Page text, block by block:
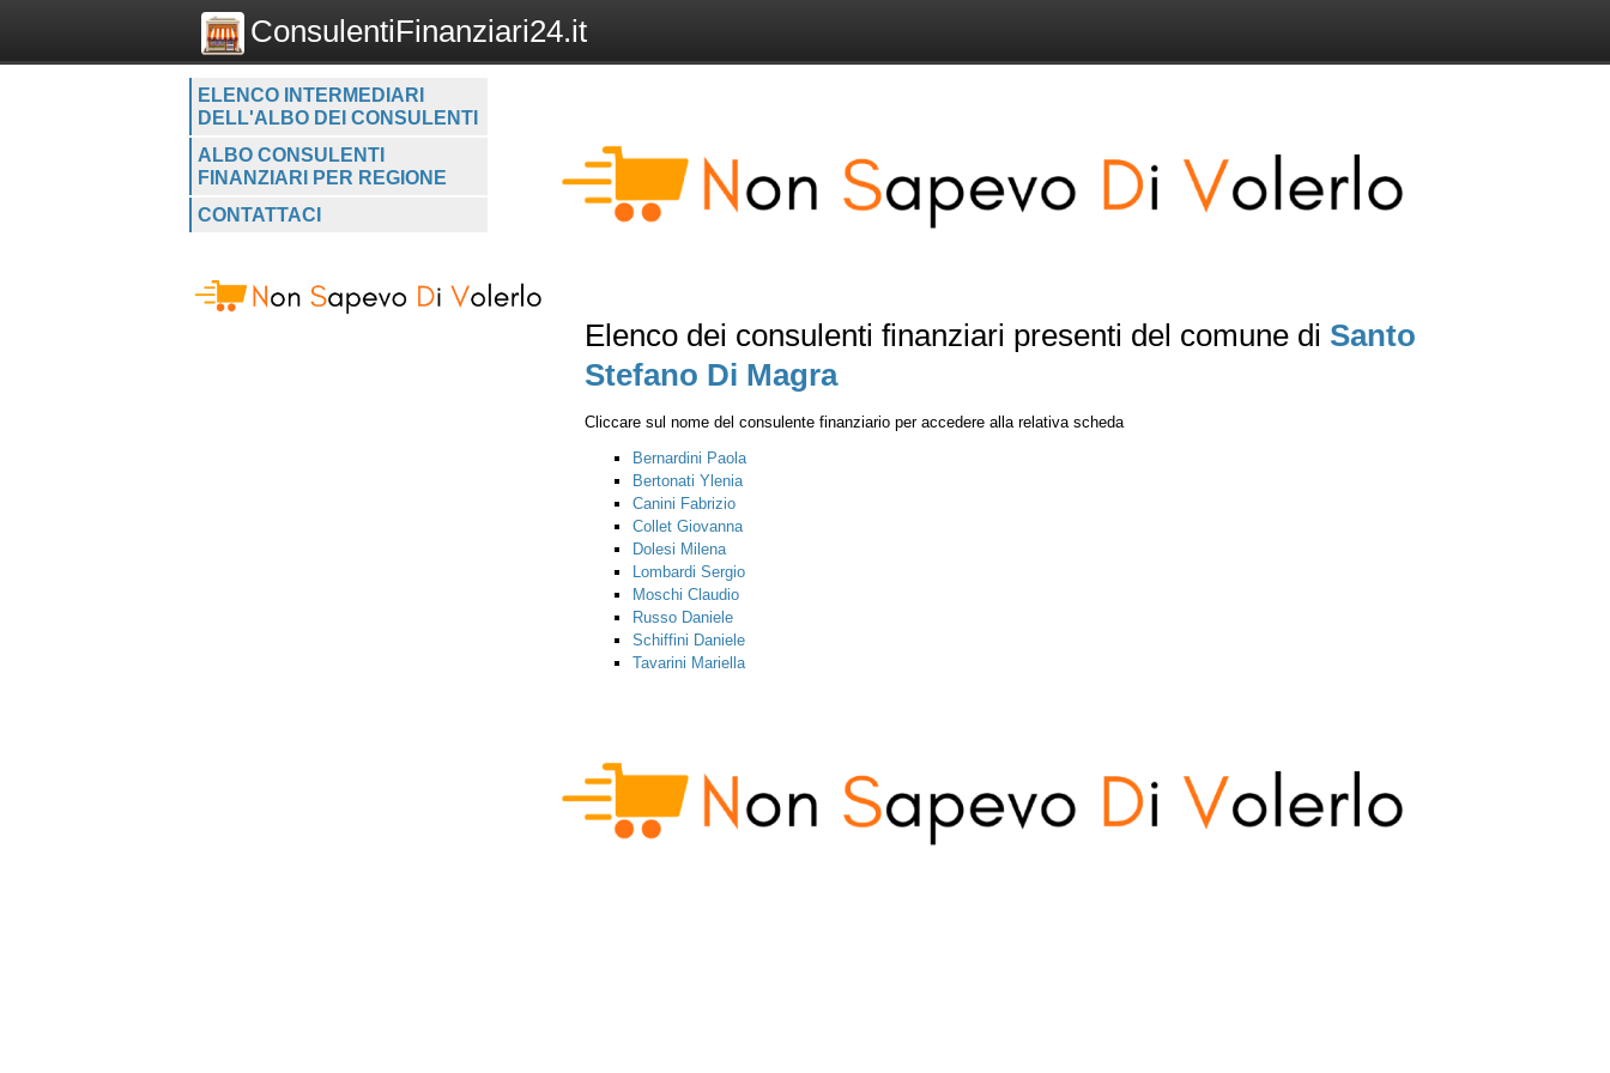
ConsulentiFinanziari24.it
ELENCO INTERMEDIARI
DELL'ALBO DEI CONSULENTI
ALBO CONSULENTI
FINANZIARI PER REGIONE
CONTATTACI
Elenco dei consulenti finanziari presenti del comune di Santo
Stefano Di Magra
Cliccare sul nome del consulente finanziario per accedere alla relativa scheda
Bernardini Paola
Bertonati Ylenia
Canini Fabrizio
Collet Giovanna
Dolesi Milena
Lombardi Sergio
Moschi Claudio
Russo Daniele
Schiffini Daniele
Tavarini Mariella